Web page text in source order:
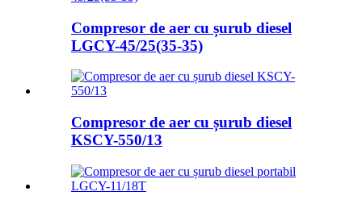
Compresor de aer cu șurub diesel
LGCY-45/25(35-35)
Compresor de aer cu șurub diesel
KSCY-550/13